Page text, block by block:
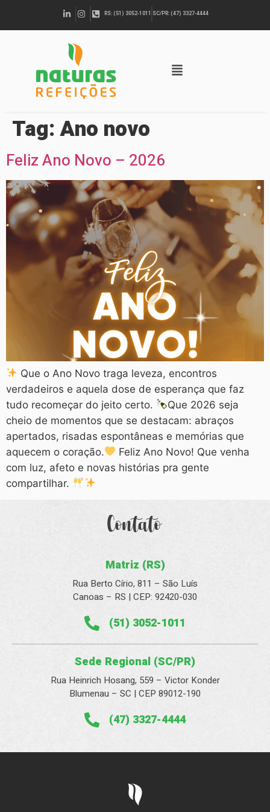
RS: (51) 3052-1011 SC/PR: (47) 3327-4444
Tag:Ano novo
Feliz Ano Novo – 2026
Que o Ano Novo traga leveza, encontros
verdadeiros e aquela dose de esperança que faz
tudo recomeçar do jeito certo.
Que 2026 seja
cheio de momentos que se destacam: abraços
apertados, risadas espontâneas e memórias que
aquecem o coração.
Feliz Ano Novo! Que venha
com luz, afeto e novas histórias pra gente
compartilhar.
Contato
Matriz (RS)
Rua Berto Círio, 811 – São Luís
Canoas – RS | CEP: 92420-030
(51) 3052-1011
Sede Regional (SC/PR)
Rua Heinrich Hosang, 559 – Victor Konder
Blumenau – SC | CEP 89012-190
(47) 3327-4444